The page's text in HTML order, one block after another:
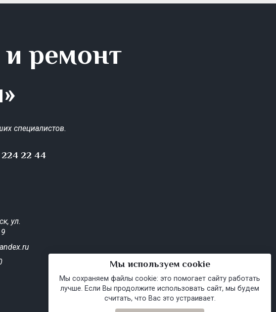
ремонт
специалистов.
224 22 44
ул.
Мы используем cookie
Мы сохраняем файлы cookie: это помогает сайту работать
лучше. Если Вы продолжите использовать сайт, мы будем
считать, что Вас это устраивает.